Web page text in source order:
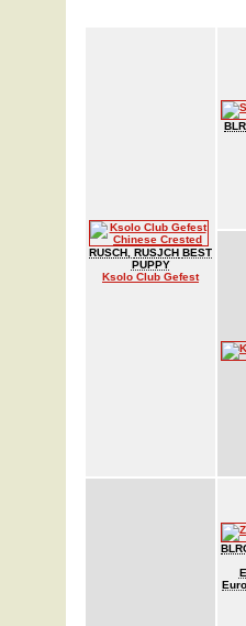
RUSCH RUSJCH BEST
PUPPY
Ksolo Club Gefest